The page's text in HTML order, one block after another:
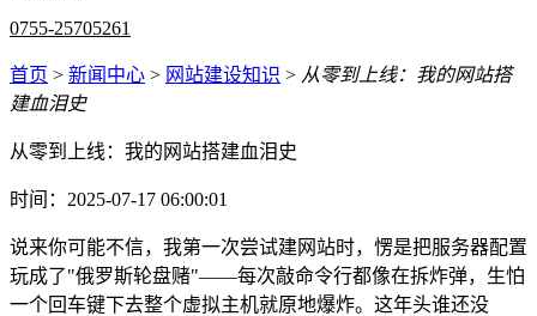
0755-25705261
首页 > 新闻中心 > 网站建设知识 > 从零到上线：我的网站搭
建血泪史
从零到上线：我的网站搭建血泪史
时间：2025-07-17 06:00:01
说来你可能不信，我第一次尝试建网站时，愣是把服务器配置
玩成了"俄罗斯轮盘赌"——每次敲命令行都像在拆炸弹，生怕
一个回车键下去整个虚拟主机就原地爆炸。这年头谁还没